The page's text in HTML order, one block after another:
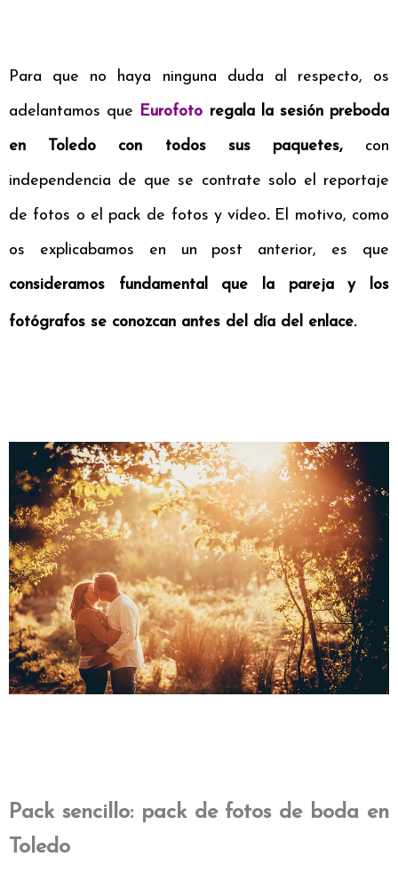
Para que no haya ninguna duda al respecto, os
adelantamos que Eurofoto regala la sesión preboda
en Toledo con todos sus paquetes, con
independencia de que se contrate solo el reportaje
de fotos o el pack de fotos y vídeo. El motivo, como
os explicabamos en un post anterior, es que
consideramos fundamental que la pareja y los
fotógrafos se conozcan antes del día del enlace.
Pack sencillo: pack de fotos de boda en
Toledo